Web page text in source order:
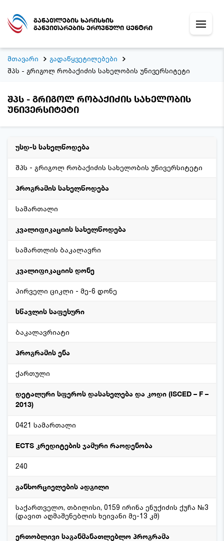
განათლების ხარისხის
განვითარების ეროვნული ცენტრი
მთავარი
გადაწყვეტილებები
შპს - გრიგოლ რობაქიძის სახელობის უნივერსიტეტი
შპს - გრიგოლ რობაქიძის სახელობის
უნივერსიტეტი
უსდ-ს სახელწოდება
შპს - გრიგოლ რობაქიძის სახელობის უნივერსიტეტი
პროგრამის სახელწოდება
სამართალი
კვალიფიკაციის სახელწოდება
სამართლის ბაკალავრი
კვალიფიკაციის დონე
პირველი ციკლი - მე-6 დონე
სწავლის საფეხური
ბაკალავრიატი
პროგრამის ენა
ქართული
დეტალური სფეროს დასახელება და კოდი (ISCED – F –
2013)
0421 სამართალი
ECTS კრედიტების ჯამური რაოდენობა
240
განხორციელების ადგილი
საქართველო, თბილისი, 0159 ირინა ენუქიძის ქუჩა №3
(დავით აღმაშენებლის ხეივანი მე-13 კმ)
ერთობლივი საგანმანათლებლო პროგრამა